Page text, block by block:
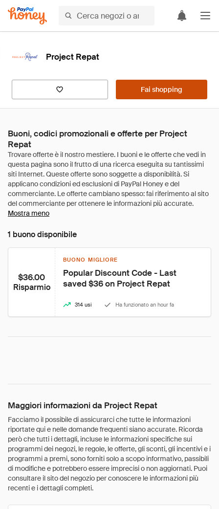
Project Repat
Fai shopping
Buoni, codici promozionali e offerte per Project
Repat
Mostra meno
1 buono disponibile
$36.00
Risparmio
BUONO MIGLIORE
Popular Discount Code - Last
saved $36 on Project Repat
314 usi Ha funzionato an hour fa
Maggiori informazioni da Project Repat
Facciamo il possibile di assicurarci che tutte le informazioni
riportate qui e nelle domande frequenti siano accurate. Ricorda
però che tutti i dettagli, incluse le informazioni specifiche sui
programmi dei negozi, le regole, le offerte, gli sconti, gli incentivi e i
programmi a premi, sono forniti solo a scopo informativo, passibili
di modifiche e potrebbero essere imprecisi o non aggiornati. Puoi
consultare il sito del negozio per conoscere le informazioni più
recenti e i dettagli completi.